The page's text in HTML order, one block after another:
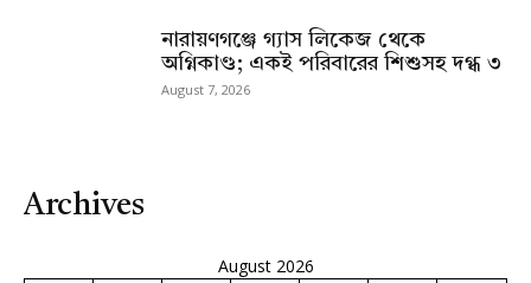
নারায়ণগঞ্জে গ্যাস লিকেজ থেকে
অগ্নিকাণ্ড; একই পরিবারের শিশুসহ দগ্ধ ৩
August 7, 2026
Archives
August 2026